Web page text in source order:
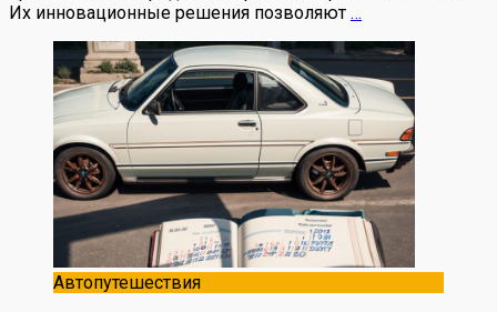
Их инновационные решения позволяют …
Автопутешествия